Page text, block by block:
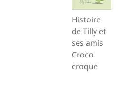
Histoire
de Tilly et
ses amis
Croco
croque